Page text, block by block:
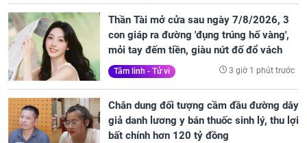
Thần Tài mở cửa sau ngày 7/8/2026, 3
con giáp ra đường 'đụng trúng hố vàng',
mỏi tay đếm tiền, giàu nứt đố đổ vách
Tâm linh - Tử vi 3 giờ 1 phút trước
Chân dung đối tượng cầm đầu đường dây
giả danh lương y bán thuốc sinh lý, thu lợi
bất chính hơn 120 tỷ đồng